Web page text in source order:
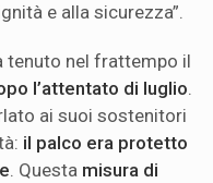
e alla sicurezza”.
tenuto nel frattempo il
l’attentato di luglio.
ai suoi sostenitori
il palco era protetto
. Questa misura di